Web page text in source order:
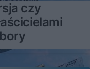
czy